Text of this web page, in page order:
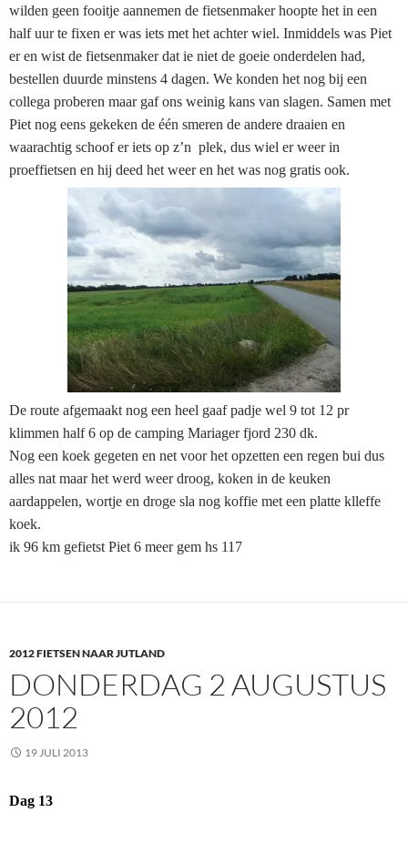
wilden geen fooitje aannemen de fietsenmaker hoopte het in een
half uur te fixen er was iets met het achter wiel. Inmiddels was Piet
er en wist de fietsenmaker dat ie niet de goeie onderdelen had,
bestellen duurde minstens 4 dagen. We konden het nog bij een
collega proberen maar gaf ons weinig kans van slagen. Samen met
Piet nog eens gekeken de één smeren de andere draaien en
waarachtig schoof er iets op z’n plek, dus wiel er weer in
proeffietsen en hij deed het weer en het was nog gratis ook.
De route afgemaakt nog een heel gaaf padje wel 9 tot 12 pr
klimmen half 6 op de camping Mariager fjord 230 dk.
Nog een koek gegeten en net voor het opzetten een regen bui dus
alles nat maar het werd weer droog, koken in de keuken
aardappelen, wortje en droge sla nog koffie met een platte klleffe
koek.
ik 96 km gefietst Piet 6 meer gem hs 117
2012 FIETSEN NAAR JUTLAND
DONDERDAG 2 AUGUSTUS
2012
19 JULI 2013
Dag 13